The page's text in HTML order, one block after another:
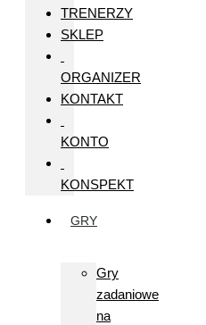
TRENERZY
SKLEP
ORGANIZER
KONTAKT
KONTO
KONSPEKT
GRY
Gry
zadaniowe
na